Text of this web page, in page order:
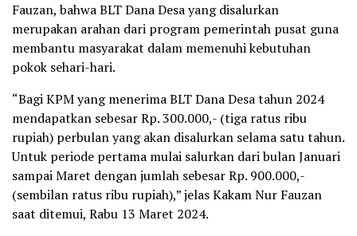
Fauzan, bahwa BLT Dana Desa yang disalurkan
merupakan arahan dari program pemerintah pusat guna
membantu masyarakat dalam memenuhi kebutuhan
pokok sehari-hari.
“Bagi KPM yang menerima BLT Dana Desa tahun 2024
mendapatkan sebesar Rp. 300.000,- (tiga ratus ribu
rupiah) perbulan yang akan disalurkan selama satu tahun.
Untuk periode pertama mulai salurkan dari bulan Januari
sampai Maret dengan jumlah sebesar Rp. 900.000,-
(sembilan ratus ribu rupiah),” jelas Kakam Nur Fauzan
saat ditemui, Rabu 13 Maret 2024.